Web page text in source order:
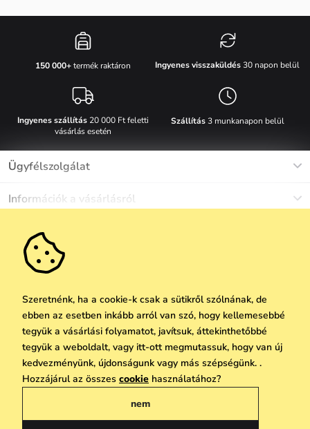
150 000+termék raktáron Ingyenes visszaküldés30 napon belül
Ingyenes szállítás20 000 Ft feletti
vásárlás esetén
Szállítás3 munkanapon belül
Ügyfélszolgálat
+36 1 808 9989
Információk a vásárlásról
Gyakori kérdések
Anyagok és karbantartás
Visszaküldés és reklamáció
Egyéb információk
Rólunk
Karrier
Ajándék utalványok
Vállalatok számára
We Care
Vuchlook
Üzletek
Praha
Ne maradj le semmiről!
Feliratkozni
A személyes adatok védelmének alapelveiitt
Copyright © 2026 Vuch s.r.o. Minden jog fenntartva. Technikailag biztosítja
Simplia.cz
Szeretnénk, ha a cookie-k csak a sütikről szólnának, de
ebben az esetben inkább arról van szó, hogy kellemesebbé
tegyük a vásárlási folyamatot, javítsuk, áttekinthetőbbé
tegyük a weboldalt, vagy itt-ott megmutassuk, hogy van új
kedvezményünk, újdonságunk vagy más szépségünk. .
Hozzájárul az összes cookie használatához?
nem